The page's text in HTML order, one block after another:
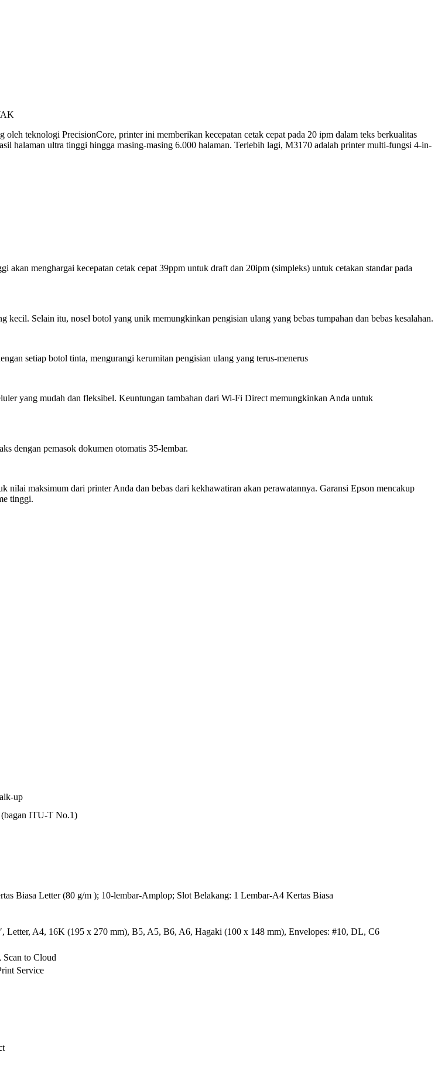
teknologi PrecisionCore, printer ini memberikan kecepatan cetak cepat pada 20 ipm dalam teks berkualitas
halaman ultra tinggi hingga masing-masing 6.000 halaman. Terlebih lagi, M3170 adalah printer multi-fungsi 4-in-
menghargai kecepatan cetak cepat 39ppm untuk draft dan 20ipm (simpleks) untuk cetakan standar pada
Selain itu, nosel botol yang unik memungkinkan pengisian ulang yang bebas tumpahan dan bebas kesalahan.
setiap botol tinta, mengurangi kerumitan pengisian ulang yang terus-menerus
yang mudah dan fleksibel. Keuntungan tambahan dari Wi-Fi Direct memungkinkan Anda untuk
dengan pemasok dokumen otomatis 35-lembar.
maksimum dari printer Anda dan bebas dari kekhawatiran akan perawatannya. Garansi Epson mencakup
tinggi.
up
ITU-T No.1)
Biasa Letter (80 g/m ); 10-lembar-Amplop; Slot Belakang: 1 Lembar-A4 Kertas Biasa
Letter, A4, 16K (195 x 270 mm), B5, A5, B6, A6, Hagaki (100 x 148 mm), Envelopes: #10, DL, C6
to Cloud
Service